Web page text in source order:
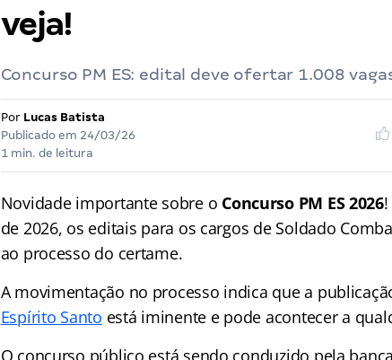
veja!
Concurso PM ES: edital deve ofertar 1.008
Por Lucas Batista
Publicado em 24/03/26
1 min. de leitura
Novidade importante sobre o Concurso PM ES 2026!
de 2026, os editais para os cargos de Soldado
ao processo do certame.
A movimentação no processo indica que a
Espírito Santo está iminente e pode acontecer a
O concurso público está sendo conduzido pela